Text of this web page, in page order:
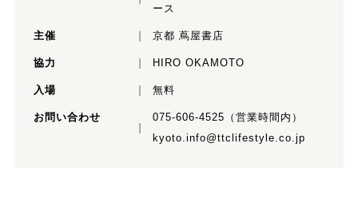
ース
主催 京都 蔦屋書店
協力 HIRO OKAMOTO
入場 無料
お問い合わせ
075-606-4525（営業時間内）
kyoto.info@ttclifestyle.co.jp